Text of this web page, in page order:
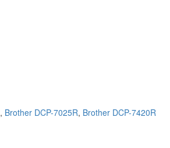
, Brother DCP-7025R, Brother DCP-7420R